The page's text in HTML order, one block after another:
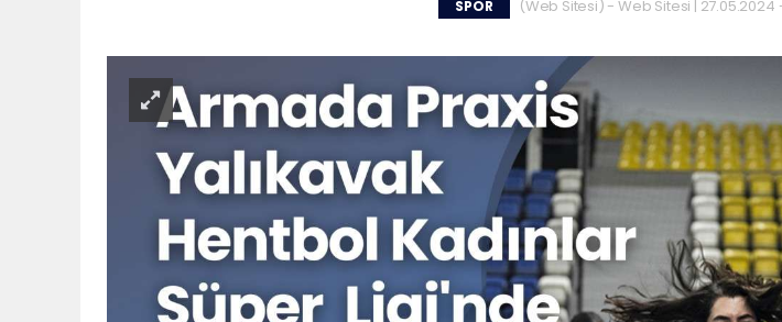
SPOR (Web Sitesi) - Web Sitesi | 27.05.2024